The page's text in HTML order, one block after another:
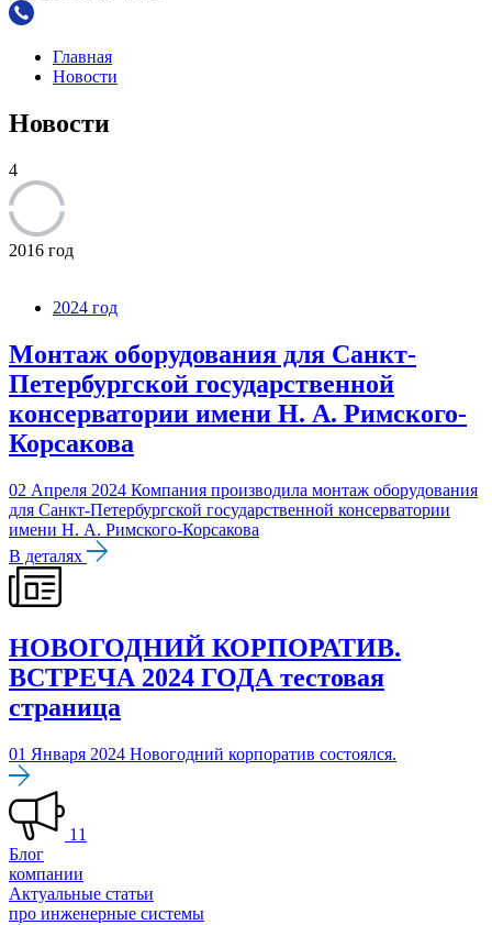
Главная
Новости
Новости
4
2016 год
2024 год
Монтаж оборудования для Санкт-
Петербургской государственной
консерватории имени Н. А. Римского-
Корсакова
02 Апреля 2024 Компания производила монтаж оборудования
для Санкт-Петербургской государственной консерватории
имени Н. А. Римского-Корсакова
В деталях
НОВОГОДНИЙ КОРПОРАТИВ.
ВСТРЕЧА 2024 ГОДА тестовая
страница
01 Января 2024 Новогодний корпоратив состоялся.
11
Блог
компании
Актуальные статьи
про инженерные системы